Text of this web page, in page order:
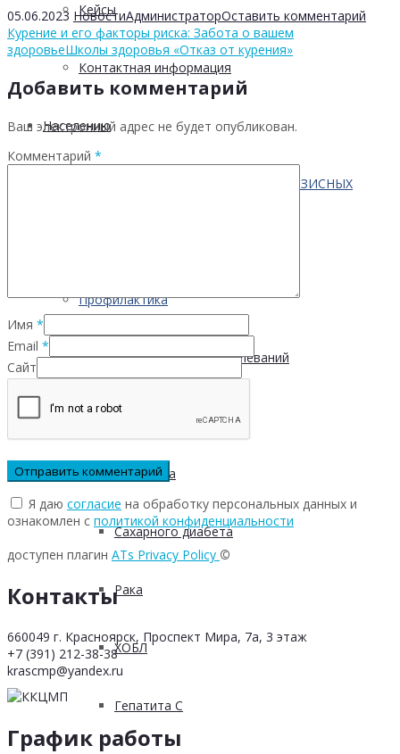
Кейсы
Контактная информация
Населению
ПО ВОПРОСАМ ПРЕОДОЛЕНИЯ КРИЗИСНЫХ
Профилактика
Инфекционных заболеваний
Инсульта
Инфаркта
Сахарного диабета
Рака
ХОБЛ
Гепатита С
05.06.2023 НовостиАдминистраторОставить комментарий
Курение и его факторы риска: Забота о вашем
здоровьеШколы здоровья «Отказ от курения»
Добавить комментарий
Ваш электронный адрес не будет опубликован.
Комментарий *
Имя *
Email *
Сайт
Я даю согласие на обработку персональных данных и
ознакомлен с политикой конфиденциальности
доступен плагин ATs Privacy Policy ©
Контакты
660049 г. Красноярск, Проспект Мира, 7а, 3 этаж
+7 (391) 212-38-38
krascmp@yandex.ru
График работы